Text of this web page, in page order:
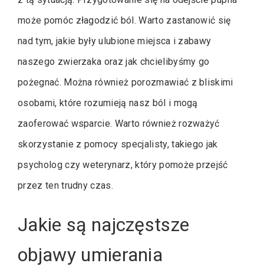
może pomóc złagodzić ból. Warto zastanowić się
nad tym, jakie były ulubione miejsca i zabawy
naszego zwierzaka oraz jak chcielibyśmy go
pożegnać. Można również porozmawiać z bliskimi
osobami, które rozumieją nasz ból i mogą
zaoferować wsparcie. Warto również rozważyć
skorzystanie z pomocy specjalisty, takiego jak
psycholog czy weterynarz, który pomoże przejść
przez ten trudny czas.
Jakie są najczęstsze
objawy umierania